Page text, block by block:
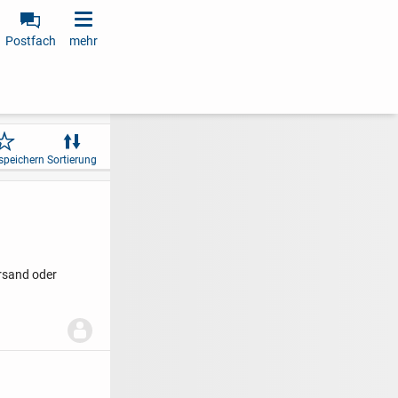
Postfach mehr
Sortierung
oder